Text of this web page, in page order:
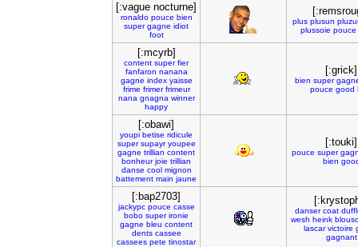
[:vague nocturne]
ronaldo pouce bien
super gagne idiot
foot
plus plusun
plussoie pouce
[:mcyrb]
content super fier
fanfaron nanana
gagne index yaisse
frime frimer frimeur
nana gnagna winner
happy
[:grick]
bien super
pouce good
[:obawi]
youpi betise ridicule
super supayr youpee
gagne trillian content
bonheur joie trillian
danse cool mignon
battement main jaune
[:touki]
pouce super
bien
[:bap2703]
jackypc pouce casse
bobo super ironie
gagne bleu content
dents cassee
cassees pete tinostar
danser coat
wesh heink
lascar victoire
gagnant